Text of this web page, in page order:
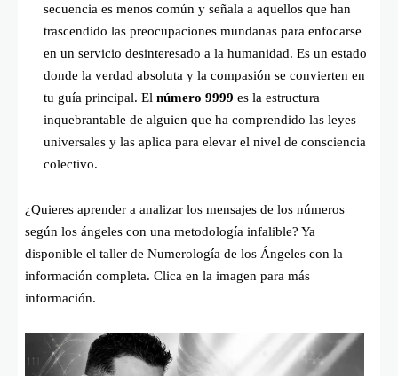
secuencia es menos común y señala a aquellos que han
trascendido las preocupaciones mundanas para enfocarse
en un servicio desinteresado a la humanidad. Es un estado
donde la verdad absoluta y la compasión se convierten en
tu guía principal. El número 9999 es la estructura
inquebrantable de alguien que ha comprendido las leyes
universales y las aplica para elevar el nivel de consciencia
colectivo.
¿Quieres aprender a analizar los mensajes de los números
según los ángeles con una metodología infalible? Ya
disponible el taller de Numerología de los Ángeles con la
información completa. Clica en la imagen para más
información.